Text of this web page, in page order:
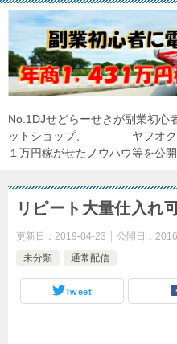
No.1DJせどらーせきが副業初心
ットショップ、 ヤフオク、
１万円稼がせたノウハウ等を公
リピート大量仕入れ
更新日： 2019-04-23 公開日：
未分類
通常配信
Tweet